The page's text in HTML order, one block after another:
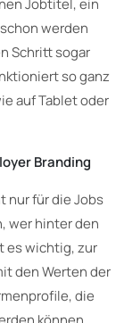
werden
Schritt sogar
so ganz
auf Tablet oder
Branding
nur für die Jobs
wer hinter den
es wichtig, zur
den Werten der
die